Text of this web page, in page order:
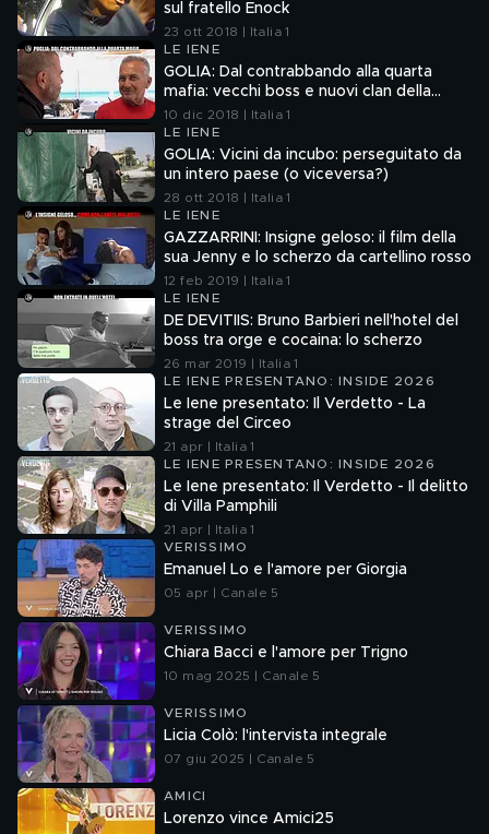
sul fratello Enock
23 ott 2018 | Italia 1
LE IENE
GOLIA: Dal contrabbando alla quarta
mafia: vecchi boss e nuovi clan della
Puglia
10 dic 2018 | Italia 1
LE IENE
GOLIA: Vicini da incubo: perseguitato da
un intero paese (o viceversa?)
28 ott 2018 | Italia 1
LE IENE
GAZZARRINI: Insigne geloso: il film della
sua Jenny e lo scherzo da cartellino rosso
12 feb 2019 | Italia 1
LE IENE
DE DEVITIIS: Bruno Barbieri nell'hotel del
boss tra orge e cocaina: lo scherzo
26 mar 2019 | Italia 1
LE IENE PRESENTANO: INSIDE 2026
Le Iene presentato: Il Verdetto - La
strage del Circeo
21 apr | Italia 1
LE IENE PRESENTANO: INSIDE 2026
Le Iene presentato: Il Verdetto - Il delitto
di Villa Pamphili
21 apr | Italia 1
VERISSIMO
Emanuel Lo e l'amore per Giorgia
05 apr | Canale 5
VERISSIMO
Chiara Bacci e l'amore per Trigno
10 mag 2025 | Canale 5
VERISSIMO
Licia Colò: l'intervista integrale
07 giu 2025 | Canale 5
AMICI
Lorenzo vince Amici25